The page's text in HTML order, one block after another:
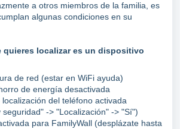
a otros miembros de la familia, es
algunas condiciones en su
quieres localizar es un dispositivo
de red (estar en WiFi ayuda)
de energía desactivada
del teléfono activada
seguridad" -> "Localización" -> "Sí")
para FamilyWall (desplázate hasta